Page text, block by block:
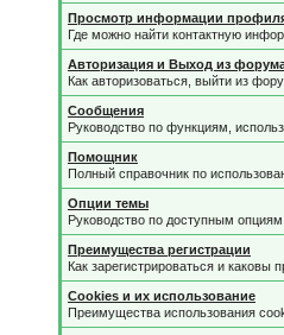
Просмотр информации
Где можно найти контактную
Авторизация и Выход из
Как авторизоваться, выйти из
Сообщения
Руководство по функциям,
Помощник
Полный справочник по
Опции темы
Руководство по доступным
Преимущества регистрации
Как зарегистрироваться и каковы
Cookies и их использование
Преимущества использования